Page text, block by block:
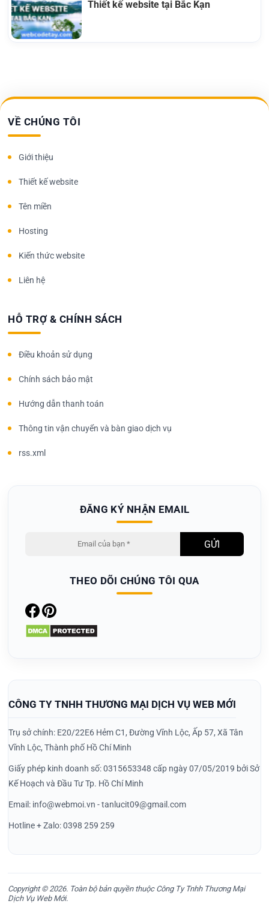
Thiết kế website tại Bắc Kạn
VỀ CHÚNG TÔI
Giới thiệu
Thiết kế website
Tên miền
Hosting
Kiến thức website
Liên hệ
HỖ TRỢ & CHÍNH SÁCH
Điều khoản sử dụng
Chính sách bảo mật
Hướng dẫn thanh toán
Thông tin vận chuyển và bàn giao dịch vụ
rss.xml
ĐĂNG KÝ NHẬN EMAIL
THEO DÕI CHÚNG TÔI QUA
CÔNG TY TNHH THƯƠNG MẠI DỊCH VỤ WEB MỚI
Trụ sở chính: E20/22E6 Hẻm C1, Đường Vĩnh Lộc, Ấp 57, Xã Tân
Vĩnh Lộc, Thành phố Hồ Chí Minh
Giấy phép kinh doanh số: 0315653348 cấp ngày 07/05/2019 bởi Sở
Kế Hoạch và Đầu Tư Tp. Hồ Chí Minh
Email: info@webmoi.vn - tanlucit09@gmail.com
Hotline + Zalo: 0398 259 259
Copyright © 2026. Toàn bộ bản quyền thuộc Công Ty Tnhh Thương Mại
Dịch Vụ Web Mới.